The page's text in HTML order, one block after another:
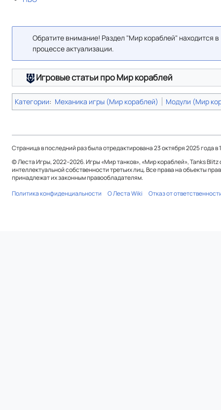
Обратите внимание! Раздел "Мир кораблей" находится в
процессе актуализации.
Игровые статьи про Мир кораблей
Категории: Механика игры (Мир кораблей) Модули (Мир
Страница в последний раз была отредактирована 23 октября 2025 года в
© Леста Игры, 2022–2026. Игры «Мир танков», «Мир кораблей», Tanks Blitz
интеллектуальной собственности третьих лиц. Все права на объекты
принадлежат их законным правообладателям.
Политика конфиденциальности
О Леста Wiki Отказ от